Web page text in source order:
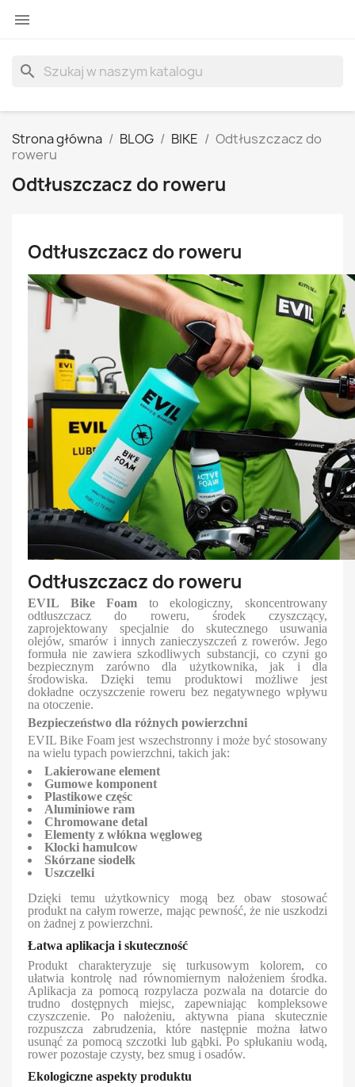

search
Strona główna BLOG BIKE
Odtłuszczacz do
roweru
Odtłuszczacz do roweru
Odtłuszczacz do roweru
Odtłuszczacz do roweru
EVIL Bike Foam to ekologiczny, skoncentrowany
odtłuszczacz do roweru, środek czyszczący,
zaprojektowany specjalnie do skutecznego usuwania
olejów, smarów i innych zanieczyszczeń z rowerów. Jego
formuła nie zawiera szkodliwych substancji, co czyni go
bezpiecznym zarówno dla użytkownika, jak i dla
środowiska. Dzięki temu produktowi możliwe jest
dokładne oczyszczenie roweru bez negatywnego wpływu
na otoczenie.
Bezpieczeństwo dla różnych powierzchni
EVIL Bike Foam jest wszechstronny i może być stosowany
na wielu typach powierzchni, takich jak:
Lakierowane element
Gumowe komponent
Plastikowe częśc
Aluminiowe ram
Chromowane detal
Elementy z włókna węgloweg
Klocki hamulcow
Skórzane siodełk
Uszczelki
Dzięki temu użytkownicy mogą bez obaw stosować
produkt na całym rowerze, mając pewność, że nie uszkodzi
on żadnej z powierzchni.
Łatwa aplikacja i skuteczność
Produkt charakteryzuje się turkusowym kolorem, co
ułatwia kontrolę nad równomiernym nałożeniem środka.
Aplikacja za pomocą rozpylacza pozwala na dotarcie do
trudno dostępnych miejsc, zapewniając kompleksowe
czyszczenie. Po nałożeniu, aktywna piana skutecznie
rozpuszcza zabrudzenia, które następnie można łatwo
usunąć za pomocą szczotki lub gąbki. Po spłukaniu wodą,
rower pozostaje czysty, bez smug i osadów.
Ekologiczne aspekty produktu